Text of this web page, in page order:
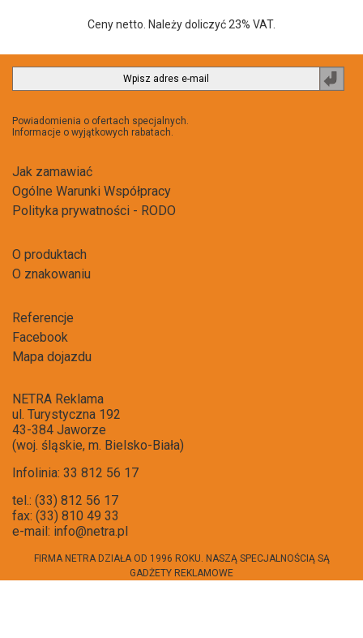
Ceny netto. Należy doliczyć 23% VAT.
Powiadomienia o ofertach specjalnych.
Informacje o wyjątkowych rabatach.
Jak zamawiać
Ogólne Warunki Współpracy
Polityka prywatności - RODO
O produktach
O znakowaniu
Referencje
Facebook
Mapa dojazdu
NETRA Reklama
ul. Turystyczna 192
43-384 Jaworze
(woj. śląskie, m. Bielsko-Biała)
Infolinia: 33 812 56 17
tel.: (33) 812 56 17
fax: (33) 810 49 33
e-mail: info@netra.pl
FIRMA NETRA DZIAŁA OD 1996 ROKU. NASZĄ SPECJALNOŚCIĄ SĄ
GADŻETY REKLAMOWE